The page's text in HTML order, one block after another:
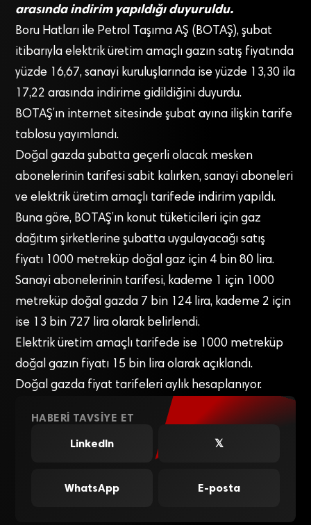
arasında indirim yapıldığı duyuruldu.
Boru Hatları ile Petrol Taşıma AŞ (BOTAŞ), şubat
itibarıyla elektrik üretim amaçlı gazın satış fiyatında
yüzde 16,67, sanayi kuruluşlarında ise yüzde 13,30 ila
17,22 arasında indirime gidildiğini duyurdu.
BOTAŞ’ın internet sitesinde şubat ayına ilişkin tarife
tablosu yayımlandı.
Doğal gazda şubatta geçerli olacak mesken
abonelerinin tarifesi sabit kalırken, sanayi aboneleri
ve elektrik üretim amaçlı tarifede indirim yapıldı.
Buna göre, BOTAŞ’ın konut tüketicileri için gaz
dağıtım şirketlerine şubatta uygulayacağı satış
fiyatı 1000 metreküp doğal gaz için 4 bin 80 lira.
Sanayi abonelerinin tarifesi, kademe 1 için 1000
metreküp doğal gazda 7 bin 124 lira, kademe 2 için
ise 13 bin 727 lira olarak belirlendi.
Elektrik üretim amaçlı tarifede ise 1000 metreküp
doğal gazın fiyatı 15 bin lira olarak açıklandı.
Doğal gazda fiyat tarifeleri aylık hesaplanıyor.
HABERI TAVSIYE ET
LinkedIn
𝕏
WhatsApp E-posta